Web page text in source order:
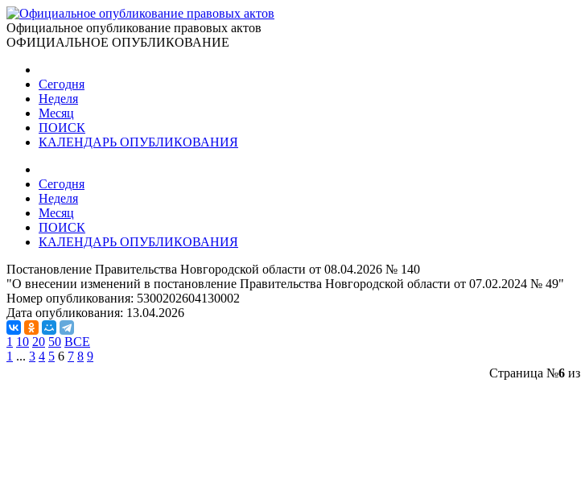
Официальное опубликование правовых актов
ОФИЦИАЛЬНОЕ ОПУБЛИКОВАНИЕ
Сегодня
Неделя
Месяц
ПОИСК
КАЛЕНДАРЬ ОПУБЛИКОВАНИЯ
Сегодня
Неделя
Месяц
ПОИСК
КАЛЕНДАРЬ ОПУБЛИКОВАНИЯ
Постановление Правительства Новгородской области от 08.04.2026 № 140
"О внесении изменений в постановление Правительства Новгородской области от 07.02.2024 № 49"
Номер опубликования: 5300202604130002
Дата опубликования: 13.04.2026
1 10 20 50 ВСЕ
1 ... 3 4 5 6 7 8 9
Страница №6из